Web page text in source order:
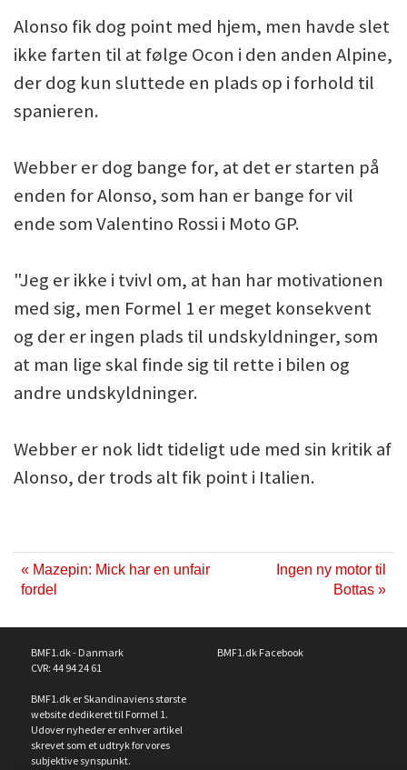
Alonso fik dog point med hjem, men havde slet
ikke farten til at følge Ocon i den anden Alpine,
der dog kun sluttede en plads op i forhold til
spanieren.
Webber er dog bange for, at det er starten på
enden for Alonso, som han er bange for vil
ende som Valentino Rossi i Moto GP.
"Jeg er ikke i tvivl om, at han har motivationen
med sig, men Formel 1 er meget konsekvent
og der er ingen plads til undskyldninger, som
at man lige skal finde sig til rette i bilen og
andre undskyldninger.
Webber er nok lidt tideligt ude med sin kritik af
Alonso, der trods alt fik point i Italien.
« Mazepin: Mick har en unfair
fordel
Ingen ny motor til
Bottas »
BMF1.dk - Danmark
CVR: 44 94 24 61
BMF1.dk er Skandinaviens største
website dedikeret til Formel 1.
Udover nyheder er enhver artikel
skrevet som et udtryk for vores
subjektive synspunkt.
BMF1.dk Facebook